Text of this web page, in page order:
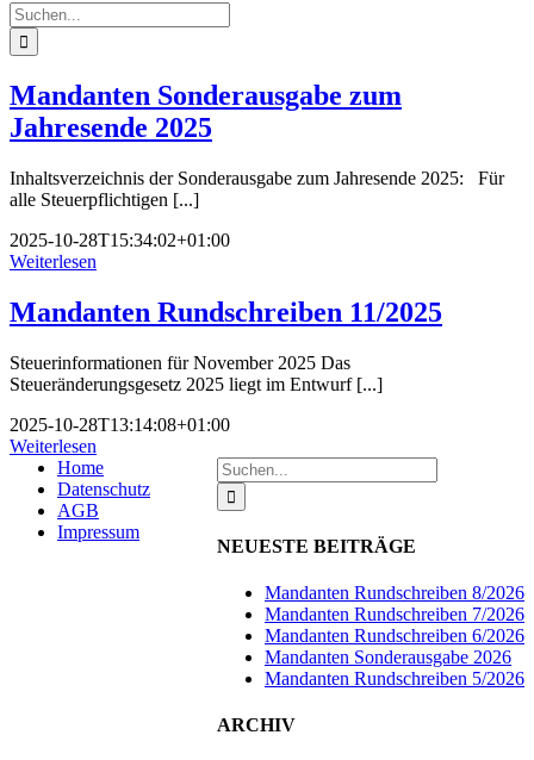
Suche
nach:
Mandanten Sonderausgabe zum
Jahresende 2025
Inhaltsverzeichnis der Sonderausgabe zum Jahresende 2025: Für
alle Steuerpflichtigen [...]
2025-10-28T15:34:02+01:00
Weiterlesen
Mandanten Rundschreiben 11/2025
Steuerinformationen für November 2025 Das
Steueränderungsgesetz 2025 liegt im Entwurf [...]
2025-10-28T13:14:08+01:00
Weiterlesen
Suche
nach:
NEUESTE BEITRÄGE
Mandanten Rundschreiben 8/2026
Mandanten Rundschreiben 7/2026
Mandanten Rundschreiben 6/2026
Mandanten Sonderausgabe 2026
Mandanten Rundschreiben 5/2026
ARCHIV
Home
Datenschutz
AGB
Impressum